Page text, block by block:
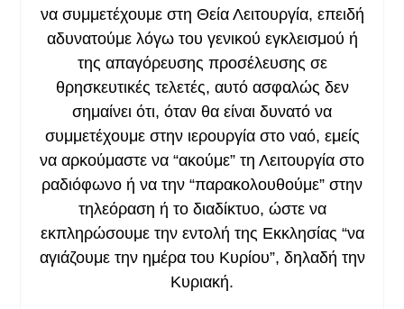
να συμμετέχουμε στη Θεία Λειτουργία, επειδή
αδυνατούμε λόγω του γενικού εγκλεισμού ή
της απαγόρευσης προσέλευσης σε
θρησκευτικές τελετές, αυτό ασφαλώς δεν
σημαίνει ότι, όταν θα είναι δυνατό να
συμμετέχουμε στην ιερουργία στο ναό, εμείς
να αρκούμαστε να “ακούμε” τη Λειτουργία στο
ραδιόφωνο ή να την “παρακολουθούμε” στην
τηλεόραση ή το διαδίκτυο, ώστε να
εκπληρώσουμε την εντολή της Εκκλησίας “να
αγιάζουμε την ημέρα του Κυρίου”, δηλαδή την
Κυριακή.